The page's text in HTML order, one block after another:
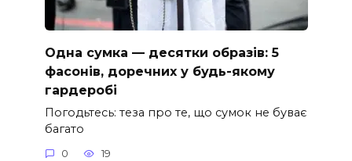
Одна сумка — десятки образів: 5
фасонів, доречних у будь-якому
гардеробі
Погодьтесь: теза про те, що сумок не буває
багато
0 19